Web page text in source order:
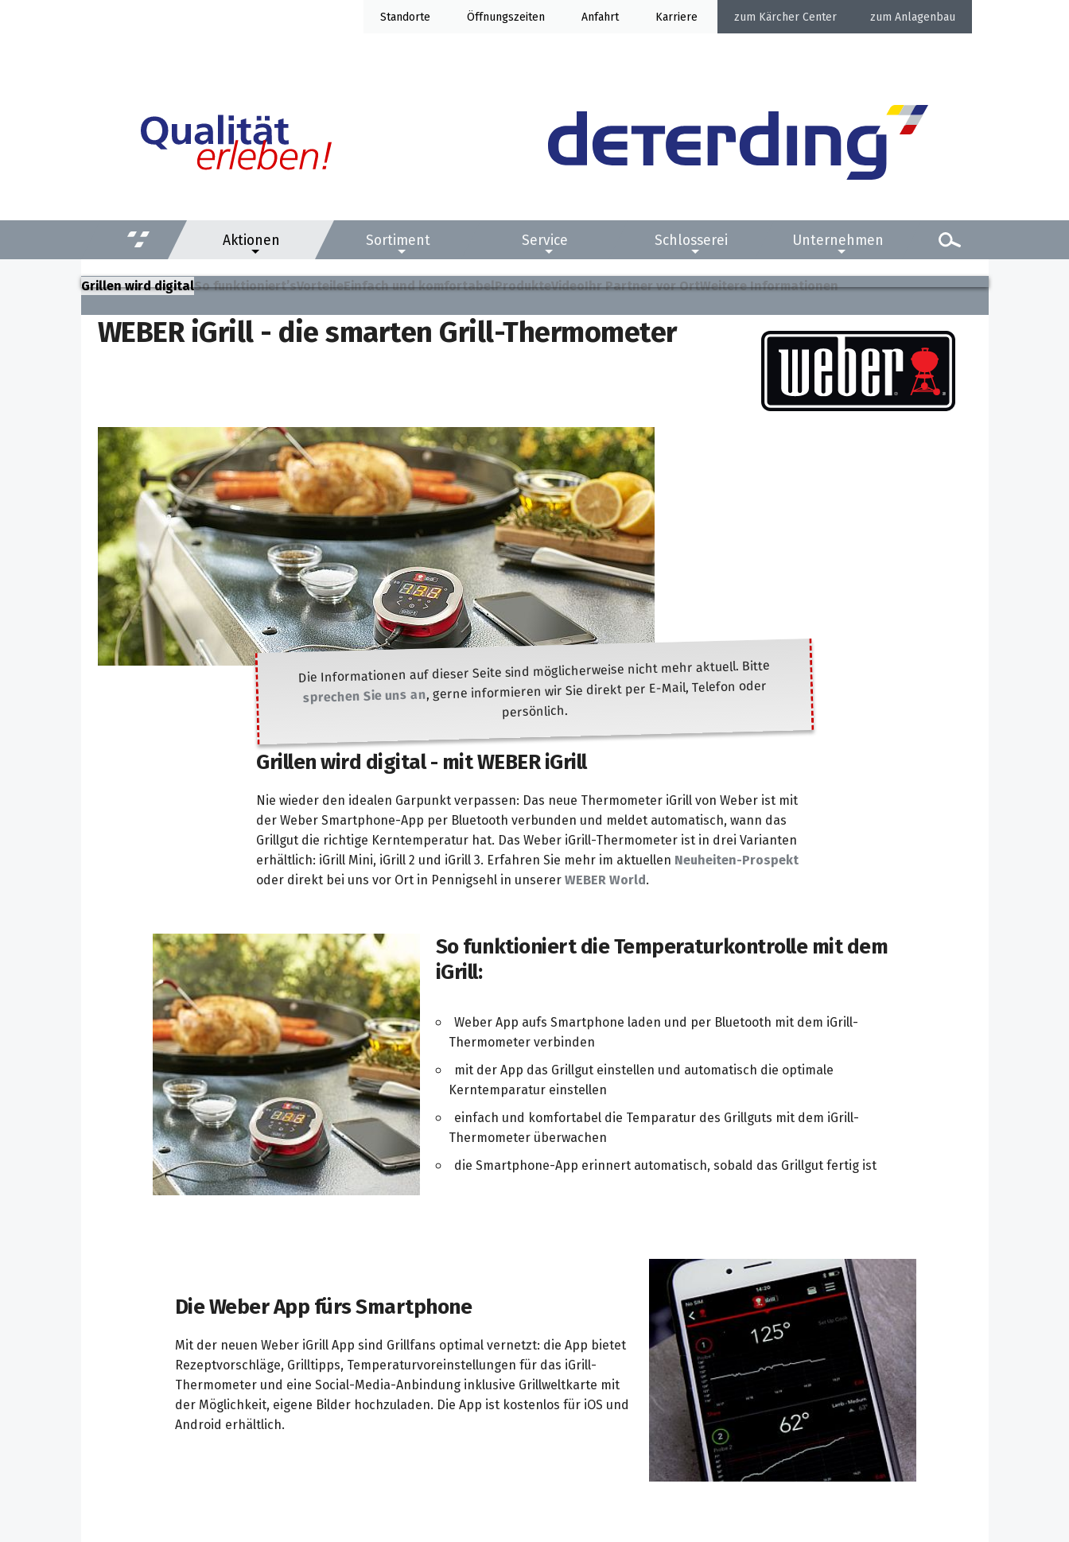
Standorte Öffnung Anfahrt Karriere Kärcher Center Anlagenbau
Aktionen Sortiment Service Schlosserei Unternehmen
Grillen wird digitalSo funktioniert’sVorteileEinfach und komfortabelProdukteVideoIhr Partner vor OrtWeitere Informationen
WEBER iGrill - die smarten Grill-Thermometer
Die Informationen auf dieser Seite sind möglicherweise nicht mehr aktuell. Bitte
sprechen Sie uns an , gerne informieren wir Sie direkt per E-Mail, Telefon oder
persönlich.
Grillen wird digital - mit WEBER iGrill
Nie wieder den idealen Garpunkt verpassen: Das neue Thermometer iGrill von Weber ist mit
der Weber Smartphone-App per Bluetooth verbunden und meldet automatisch, wann das
Grillgut die richtige Kerntemperatur hat. Das Weber iGrill-Thermometer ist in drei Varianten
erhältlich: iGrill Mini, iGrill 2 und iGrill 3. Erfahren Sie mehr im aktuellen Neuheiten-Prospekt
oder direkt bei uns vor Ort in Pennigsehl in unsererWEBER World.
So funktioniert die Temperaturkontrolle mit dem
iGrill:
Weber App aufs Smartphone laden und per Bluetooth mit dem iGrill-
Thermometer verbinden
mit der App das Grillgut einstellen und automatisch die optimale
Kerntemparatur einstellen
einfach und komfortabel die Temparatur des Grillguts mit dem iGrill-
Thermometer überwachen
die Smartphone-App erinnert automatisch, sobald das Grillgut fertig ist
Die Weber App fürs Smartphone
Mit der neuen Weber iGrill App sind Grillfans optimal vernetzt: die App bietet
Rezeptvorschläge, Grilltipps, Temperaturvoreinstellungen für das iGrill-
Thermometer und eine Social-Media-Anbindung inklusive Grillweltkarte mit
der Möglichkeit, eigene Bilder hochzuladen. Die App ist kostenlos für iOS und
Android erhältlich.